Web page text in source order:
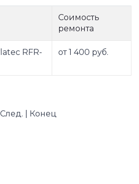
Соимость
ремонта
RFR-
от 1 400 руб.
След. | Конец